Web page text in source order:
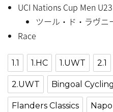
UCI Nations Cup Men U23
ツール・ド・ラヴニ
Race
1.1 1.HC 1.UWT 2.1
2.UWT Bingoal
Flanders Classics